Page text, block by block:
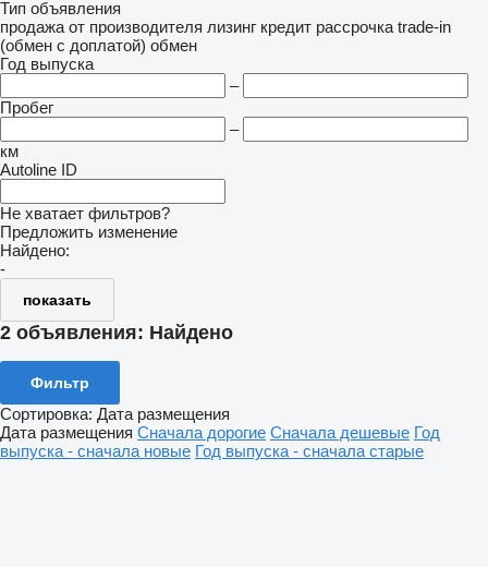
Тип объявления
продажа от производителя лизинг кредит рассрочка trade-in
(обмен с доплатой) обмен
Год выпуска
–
Пробег
–
км
Autoline ID
Не хватает фильтров?
Предложить изменение
Найдено:
-
показать
2 объявления: Найдено
Фильтр
Сортировка: Дата размещения
Дата размещения Сначала дорогие Сначала дешевые Год
выпуска - сначала новые Год выпуска - сначала старые